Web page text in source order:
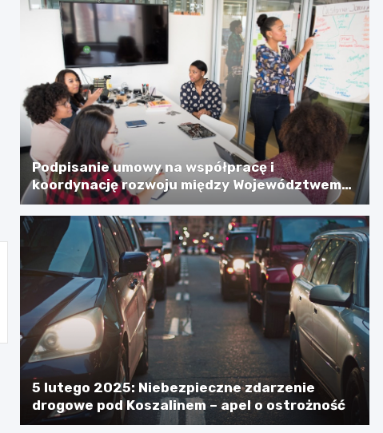
Podpisanie umowy na współpracę i
koordynację rozwoju między Województwem
Zachodniopomorskim a Gminą Miastem
Koszalin
5 lutego 2025: Niebezpieczne zdarzenie
drogowe pod Koszalinem – apel o ostrożność